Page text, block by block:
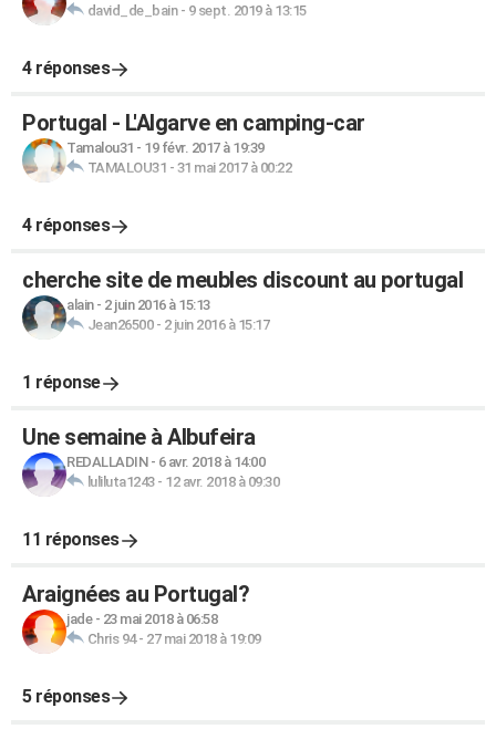
david_de_bain- 9 sept. 2019 à 13:15
4 réponses
Portugal - L'Algarve en camping-car
Tamalou31 - 19 févr. 2017 à 19:39
TAMALOU31 - 31 mai 2017 à 00:22
4 réponses
cherche site de meubles discount au portugal
alain- 2 juin 2016 à 15:13
Jean26500- 2 juin 2016 à 15:17
1 réponse
Une semaine à Albufeira
REDALLADIN- 6 avr. 2018 à 14:00
luliluta1243- 12 avr. 2018 à 09:30
11 réponses
Araignées au Portugal?
jade- 23 mai 2018 à 06:58
Chris 94- 27 mai 2018 à 19:09
5 réponses